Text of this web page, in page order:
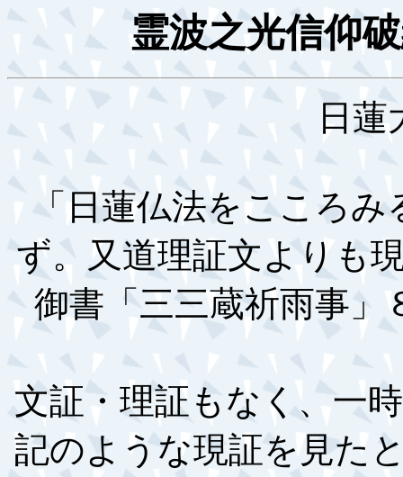
霊波之光信仰
日蓮
「日蓮仏法をこころ
ず。又道理証文よりも
御書「三三蔵祈雨事
文証・理証もなく、一
記のような現証を見た